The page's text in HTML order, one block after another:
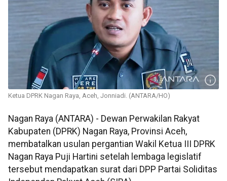
Ketua DPRK Nagan Raya, Aceh, Jonniadi. (ANTARA/HO)
Nagan Raya (ANTARA) - Dewan Perwakilan Rakyat
Kabupaten (DPRK) Nagan Raya, Provinsi Aceh,
membatalkan usulan pergantian Wakil Ketua III DPRK
Nagan Raya Puji Hartini setelah lembaga legislatif
tersebut mendapatkan surat dari DPP Partai Soliditas